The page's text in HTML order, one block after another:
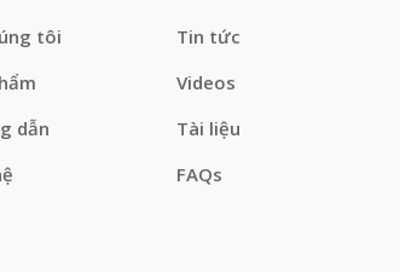
tôi
dẫn
Tin tức
Videos
Tài liệu
FAQs